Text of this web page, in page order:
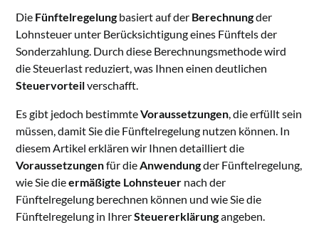
Die Fünftelregelung basiert auf der Berechnungder
Lohnsteuer unter Berücksichtigung eines Fünftels der
Sonderzahlung. Durch diese Berechnungsmethode wird
die Steuerlast reduziert, was Ihnen einen deutlichen
Steuervorteilverschafft.
Es gibt jedoch bestimmteVoraussetzungen, die erfüllt sein
müssen, damit Sie die Fünftelregelung nutzen können. In
diesem Artikel erklären wir Ihnen detailliert die
Voraussetzungenfür dieAnwendungder Fünftelregelung,
wie Sie dieermäßigte Lohnsteuer nach der
Fünftelregelung berechnen können und wie Sie die
Fünftelregelung in IhrerSteuererklärungangeben.